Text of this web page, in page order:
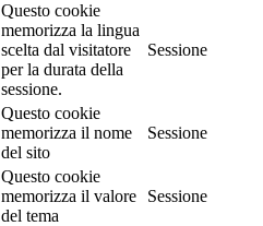
Questo cookie
memorizza la lingua
scelta dal visitatore
per la durata della
sessione.
Sessione
Questo cookie
memorizza il nome
del sito
Sessione
Questo cookie
memorizza il valore
del tema
Sessione